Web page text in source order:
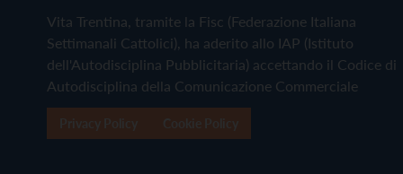
Vita Trentina, tramite la Fisc (Federazione Italiana
Settimanali Cattolici), ha aderito allo IAP (Istituto
dell'Autodisciplina Pubblicitaria) accettando il Codice di
Autodisciplina della Comunicazione Commerciale